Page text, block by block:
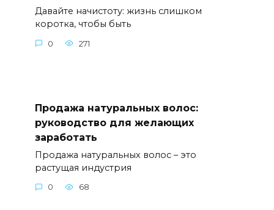
Давайте начистоту: жизнь слишком
коротка, чтобы быть
0 271
Продажа натуральных волос:
руководство для желающих
заработать
Продажа натуральных волос – это
растущая индустрия
0 68